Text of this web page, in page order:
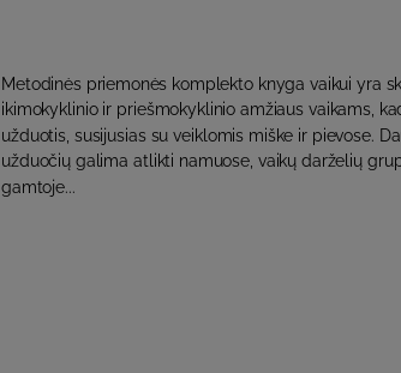
Metodinės priemonės komplekto knyga vaikui yra
ikimokyklinio ir priešmokyklinio amžiaus vaikams,
užduotis, susijusias su veiklomis miške ir pievose.
užduočių galima atlikti namuose, vaikų darželių
gamtoje...